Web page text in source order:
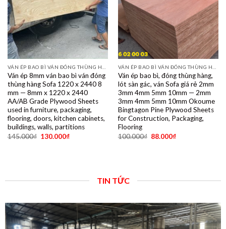
VÁN ÉP BAO BÌ VÁN ĐÓNG THÙNG HÀNG PALET SẺ THANH LVL SOFA VÁN LÓT SÀN GIÁ RẺ
Ván ép 8mm ván bao bì ván đóng
thùng hàng Sofa 1220 x 2440 8
mm — 8mm x 1220 x 2440
AA/AB Grade Plywood Sheets
used in furniture, packaging,
flooring, doors, kitchen cabinets,
buildings, walls, partitions
145.000₫ 130.000₫
VÁN ÉP BAO BÌ VÁN ĐÓNG THÙNG HÀNG PALET SẺ THANH LVL SOFA VÁN LÓT SÀN GIÁ RẺ
Ván ép bao bì, đóng thùng hàng,
lót sàn gác, ván Sofa giá rẻ 2mm
3mm 4mm 5mm 10mm — 2mm
3mm 4mm 5mm 10mm Okoume
Bingtagon Pine Plywood Sheets
for Construction, Packaging,
Flooring
100.000₫ 88.000₫
TIN TỨC